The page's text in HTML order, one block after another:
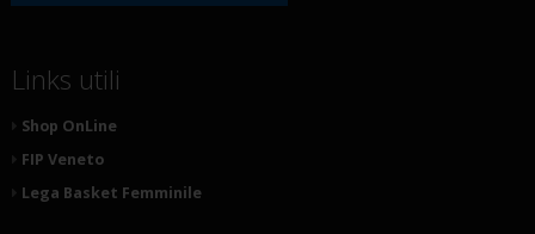
Links utili
Shop OnLine
FIP Veneto
Lega Basket Femminile